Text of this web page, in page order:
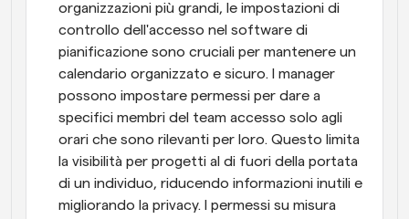
organizzazioni più grandi, le impostazioni di
controllo dell'accesso nel software di
pianificazione sono cruciali per mantenere un
calendario organizzato e sicuro. I manager
possono impostare permessi per dare a
specifici membri del team accesso solo agli
orari che sono rilevanti per loro. Questo limita
la visibilità per progetti al di fuori della portata
di un individuo, riducendo informazioni inutili e
migliorando la privacy. I permessi su misura